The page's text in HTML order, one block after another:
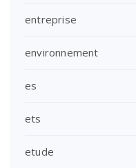
entreprise
environnement
es
ets
etude